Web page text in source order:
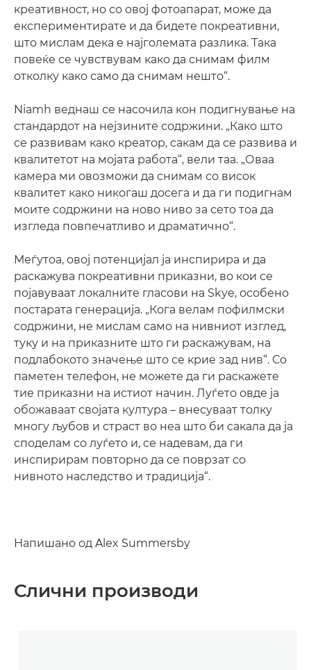
креативност, но со овој фотоапарат, може да
експериментирате и да бидете покреативни,
што мислам дека е најголемата разлика. Така
повеќе се чувствувам како да снимам филм
отколку како само да снимам нешто“.
Niamh веднаш се насочила кон подигнување на
стандардот на нејзините содржини. „Како што
се развивам како креатор, сакам да се развива и
квалитетот на мојата работа“, вели таа. „Оваа
камера ми овозможи да снимам со висок
квалитет како никогаш досега и да ги подигнам
моите содржини на ново ниво за сето тоа да
изгледа повпечатливо и драматично“.
Меѓутоа, овој потенцијал ја инспирира и да
раскажува покреативни приказни, во кои се
појавуваат локалните гласови на Skye, особено
постарата генерација. „Кога велам пофилмски
содржини, не мислам само на нивниот изглед,
туку и на приказните што ги раскажувам, на
подлабокото значење што се крие зад нив“. Со
паметен телефон, не можете да ги раскажете
тие приказни на истиот начин. Луѓето овде ја
обожаваат својата култура – внесуваат толку
многу љубов и страст во неа што би сакала да ја
споделам со луѓето и, се надевам, да ги
инспирирам повторно да се поврзат со
нивното наследство и традиција“.
Напишано од Alex Summersby
Слични производи